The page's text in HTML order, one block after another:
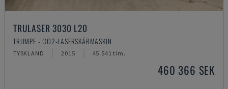
TRULASER 3030 L20
TRUMPF - CO2-LASERSKÄRMASKIN
TYSKLAND 2015 45.541 tim.
460 366 SEK